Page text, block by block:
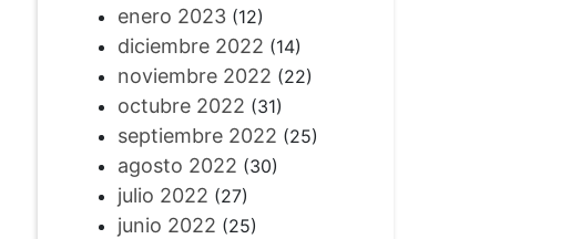
enero 2023(12)
diciembre 2022 (14)
noviembre 2022 (22)
octubre 2022 (31)
septiembre 2022 (25)
agosto 2022 (30)
julio 2022 (27)
junio 2022 (25)